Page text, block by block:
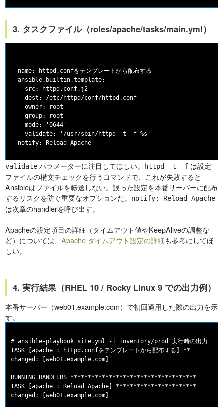
3. タスクファイル（roles/apache/tasks/main.yml）
---
- name: httpd.confをテンプレートから配布する
  ansible.builtin.template:
    src: httpd.conf.j2
    dest: /etc/httpd/conf/httpd.conf
    owner: root
    group: root
    mode: '0644'
    validate: '/usr/sbin/httpd -t -f %s'
validate パラメーターに注目してほしい。 httpd -t -f は設定
ファイルの構文チェックを行うコマンドで、これが失敗すると
Ansibleはファイルを転送しない。誤った設定を本番サーバーに配布
するリスクを防ぐ重要なオプションだ。
notify: Reload Apache
は次章のhandlerを呼び出す。
Apacheの設定項目の詳細（タイムアウト値やKeepAliveの調整な
ど）については、Apache タイムアウト設定の詳細も参考にしてほ
しい。
4. 実行結果（RHEL 10 / Rocky Linux 9 での出力例）
本番サーバー（web01.example.com）で初回適用した際の出力を示
す。
# ansible-playbook site.yml -i inventory/prod 実行時の出力
TASK [apache : httpd.confをテンプレートから配布する] **
changed: [web01.example.com]
RUNNING HANDLERS ************************************
TASK [apache : Reload Apache] ***********************
changed: [web01.example.com]